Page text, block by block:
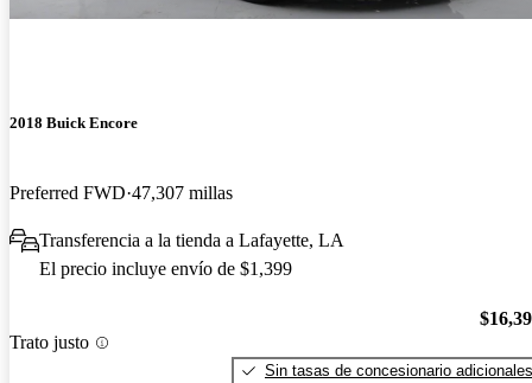
2018 Buick Encore
Preferred FWD 47,307 millas
Transferencia a la tienda a Lafayette, LA
El precio incluye envío de $1,399
Trato justo
Sin tasas de concesionario adicionales